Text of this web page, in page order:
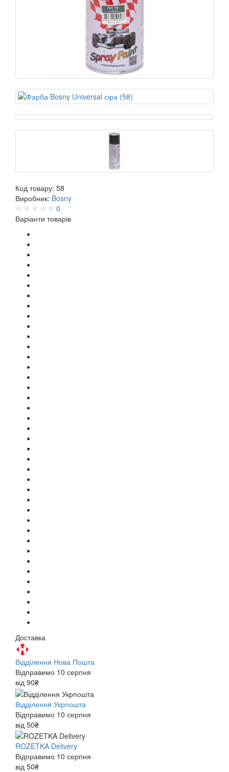
Код товару: 58
Виробник: Bosny
0
Варіанти товарів
Доставка
Відділення Нова Пошта
Відправимо 10 серпня
від 90₴
Відділення Укрпошта
Відправимо 10 серпня
від 50₴
ROZETKA Delivery
Відправимо 10 серпня
від 50₴